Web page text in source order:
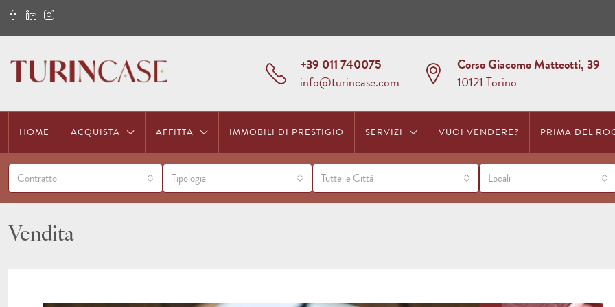
+39 011 740075
info@turincase.com
Corso Giacomo Matteotti, 39
10121 Torino
HOME ACQUISTA AFFITTA IMMOBILI DI PRESTIGIO SERVIZI VUOI VENDERE? PRIMA DEL
Contratto Tipologia Tutte le Città Locali
Vendita